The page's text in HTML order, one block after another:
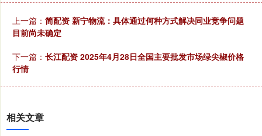
上一篇： 简配资 新宁物流：具体通过何种方式解决同业竞争问题
目前尚未确定
下一篇： 长江配资 2025年4月28日全国主要批发市场绿尖椒价格
行情
相关文章